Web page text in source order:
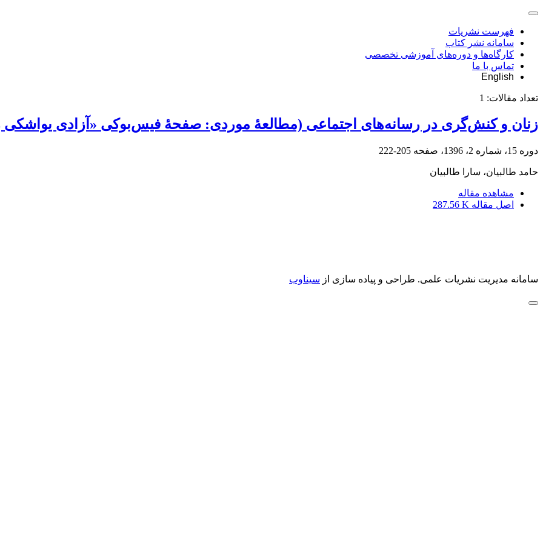
فهرست نشریات
سامانه نشر کتاب
کارگاه‌ها و دوره‌های آموزشی تخصصی
تماس با ما
English
تعداد مقالات: 1
زنان و کنش‌گری در رسانه‌های اجتماعی (مطالعۀ موردی: صفحۀ فیس‌بوکی «آزادی یواشکی
دوره 15، شماره 2، 1396، صفحه 205-222
حامد طالبیان، سارا طالبیان
مشاهده مقاله
اصل مقاله 287.56 K
سامانه مدیریت نشریات علمی. طراحی و پیاده سازی از سیناوب